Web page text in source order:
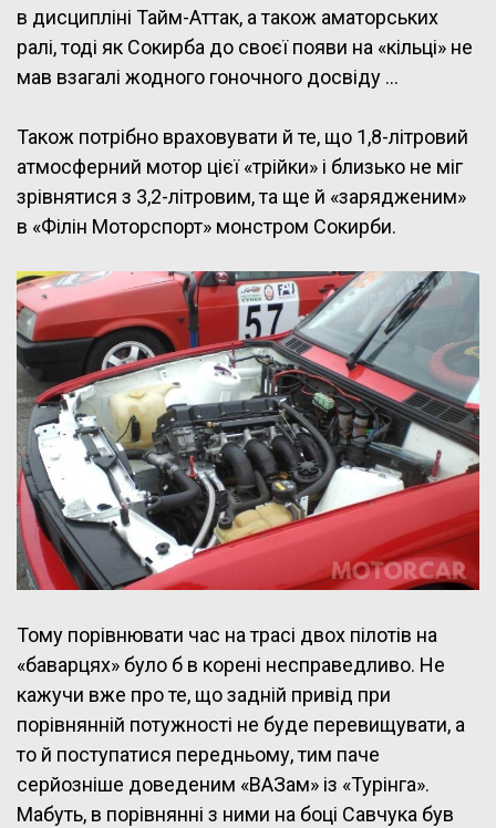
в дисципліні Тайм-Аттак, а також аматорських
ралі, тоді як Сокирба до своєї появи на «кільці» не
мав взагалі жодного гоночного досвіду …
Також потрібно враховувати й те, що 1,8-літровий
атмосферний мотор цієї «трійки» і близько не міг
зрівнятися з 3,2-літровим, та ще й «зарядженим»
в «Філін Моторспорт» монстром Сокирби.
Тому порівнювати час на трасі двох пілотів на
«баварцях» було б в корені несправедливо. Не
кажучи вже про те, що задній привід при
порівнянній потужності не буде перевищувати, а
то й поступатися передньому, тим паче
серйозніше доведеним «ВАЗам» із «Турінга».
Мабуть, в порівнянні з ними на боці Савчука був